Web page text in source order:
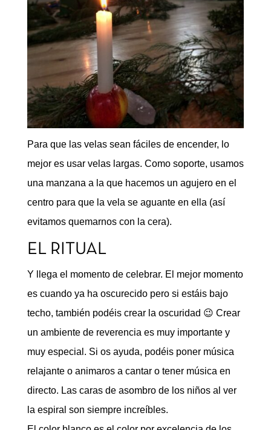
Para que las velas sean fáciles de encender, lo
mejor es usar velas largas. Como soporte, usamos
una manzana a la que hacemos un agujero en el
centro para que la vela se aguante en ella (así
evitamos quemarnos con la cera).
EL RITUAL
Y llega el momento de celebrar. El mejor momento
es cuando ya ha oscurecido pero si estáis bajo
techo, también podéis crear la oscuridad 😉 Crear
un ambiente de reverencia es muy importante y
muy especial. Si os ayuda, podéis poner música
relajante o animaros a cantar o tener música en
directo. Las caras de asombro de los niños al ver
la espiral son siempre increíbles.